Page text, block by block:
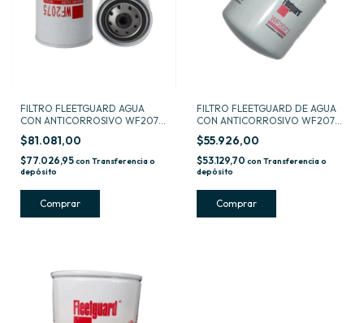
FILTRO FLEETGUARD AGUA
CON ANTICORROSIVO WF2075
-
$81.081,00
$77.026,95con Transferencia o
depósito
FILTRO FLEETGUARD DE AGUA
CON ANTICORROSIVO WF2072
-
$55.926,00
$53.129,70 con Transferencia o
depósito